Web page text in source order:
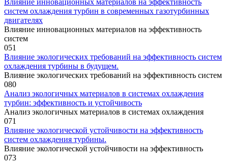
систем охлаждения турбин в современных газотурбинных
двигателях
Влияние инновационных материалов на эффективность
систем
051
Влияние экологических требований на эффективность систем
охлаждения турбины в будущем.
Влияние экологических требований на эффективность систем
080
Анализ экологичных материалов в системах охлаждения
турбин: эффективность и устойчивость
Анализ экологичных материалов в системах охлаждения
071
Влияние экологической устойчивости на эффективность
систем охлаждения турбины.
Влияние экологической устойчивости на эффективность
073